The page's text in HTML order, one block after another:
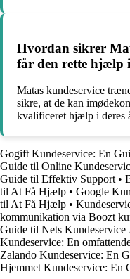
Hvordan sikrer
får den rette hjælp
Matas kundeservice
sikre, at de kan
kvalificeret hjælp i deres
Gogift Kundeservice: En
Guide til Online
Guide til Effektiv Support•
til At Få Hjælp • Google
til At Få Hjælp •
kommunikation via Boozt
Guide til Nets
Kundeservice: En
Zalando Kundeservice: En
Hjemmet Kundeservice: En